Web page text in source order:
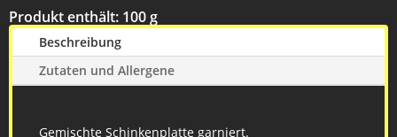
Produkt enthält: 100g
Beschreibung
Zutaten und Allergene
Gemischte Schinkenplatte garniert.